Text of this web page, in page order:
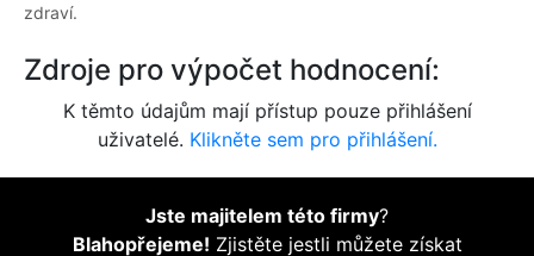
zdraví.
Zdroje pro výpočet hodnocení:
K těmto údajům mají přístup pouze přihlášení
uživatelé. Klikněte sem pro přihlášení.
Jste majitelem této firmy?
Blahopřejeme! Zjistěte jestli můžete získat